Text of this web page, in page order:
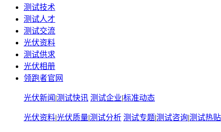
测试技术
测试人才
测试交流
光伏资料
测试供求
光伏相册
领跑者官网
光伏新闻 |测试快讯 测试企业|标准动态
光伏资料|光伏质量|测试分析 测试专题|测试咨询|测试热贴